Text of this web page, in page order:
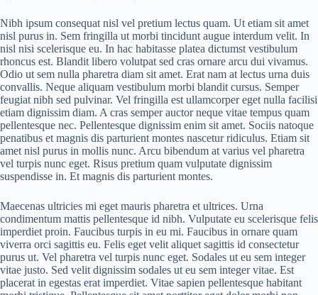
Nibh ipsum consequat nisl vel pretium lectus quam. Ut etiam sit amet
nisl purus in. Sem fringilla ut morbi tincidunt augue interdum velit. In
nisl nisi scelerisque eu. In hac habitasse platea dictumst vestibulum
rhoncus est. Blandit libero volutpat sed cras ornare arcu dui vivamus.
Odio ut sem nulla pharetra diam sit amet. Erat nam at lectus urna duis
convallis. Neque aliquam vestibulum morbi blandit cursus. Semper
feugiat nibh sed pulvinar. Vel fringilla est ullamcorper eget nulla facilisi
etiam dignissim diam. A cras semper auctor neque vitae tempus quam
pellentesque nec. Pellentesque dignissim enim sit amet. Sociis natoque
penatibus et magnis dis parturient montes nascetur ridiculus. Etiam sit
amet nisl purus in mollis nunc. Arcu bibendum at varius vel pharetra
vel turpis nunc eget. Risus pretium quam vulputate dignissim
suspendisse in. Et magnis dis parturient montes.
Maecenas ultricies mi eget mauris pharetra et ultrices. Urna
condimentum mattis pellentesque id nibh. Vulputate eu scelerisque felis
imperdiet proin. Faucibus turpis in eu mi. Faucibus in ornare quam
viverra orci sagittis eu. Felis eget velit aliquet sagittis id consectetur
purus ut. Vel pharetra vel turpis nunc eget. Sodales ut eu sem integer
vitae justo. Sed velit dignissim sodales ut eu sem integer vitae. Est
placerat in egestas erat imperdiet. Vitae sapien pellentesque habitant